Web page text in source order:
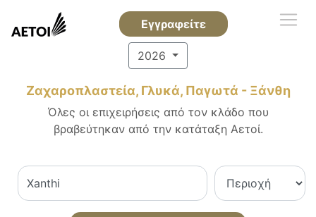
Εγγραφείτε
2026
Ζαχαροπλαστεία, Γλυκά, Παγωτά - Ξάνθη
Όλες οι επιχειρήσεις από τον κλάδο που
βραβεύτηκαν από την κατάταξη Αετοί.